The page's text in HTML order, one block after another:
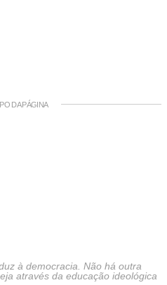
DA PÁGINA
à democracia. Não há outra
através da educação ideológica